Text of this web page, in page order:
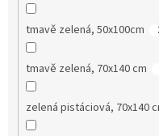
tmavě zelená, 50x100cm
tmavě zelená, 70x140 cm
zelená pistáciová, 70x140